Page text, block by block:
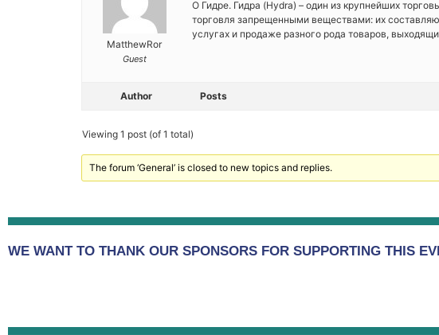
MatthewRor
Guest
О Гидре. Гидра (Hydra) – один из крупнейших
торговля запрещенными веществами: их
услугах и продаже разного рода товаров,
Author Posts
Viewing 1 post (of 1 total)
The forum ‘General’ is closed to new topics and replies.
WE WANT TO THANK OUR SPONSORS FOR SUPPORTING THIS